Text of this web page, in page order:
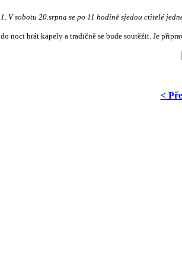
V sobotu 20.srpna se po 11 hodině sjedou ctitelé
noci hrát kapely a tradičně se bude soutěžit. Je
<